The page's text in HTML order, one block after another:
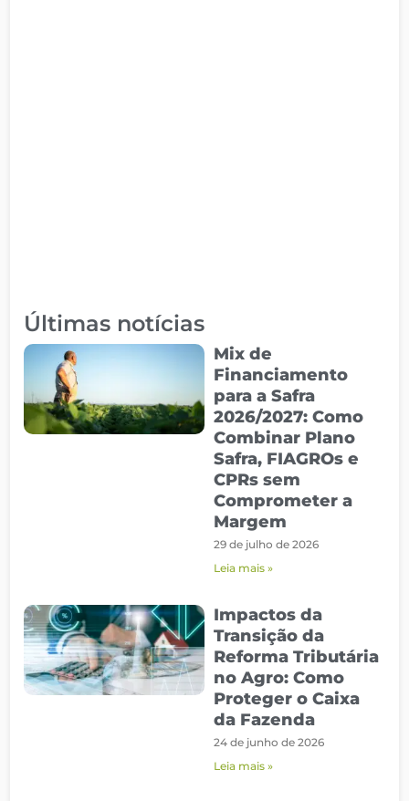
Últimas notícias
Mix de
Financiamento
para a Safra
2026/2027: Como
Combinar Plano
Safra, FIAGROs e
CPRs sem
Comprometer a
Margem
29 de julho de 2026
Leia mais »
Impactos da
Transição da
Reforma Tributária
no Agro: Como
Proteger o Caixa
da Fazenda
24 de junho de 2026
Leia mais »